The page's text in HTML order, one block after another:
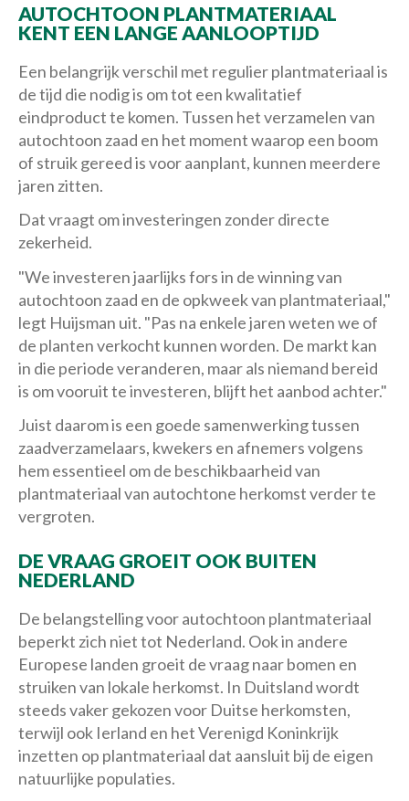
AUTOCHTOON PLANTMATERIAAL
KENT EEN LANGE AANLOOPTIJD
Een belangrijk verschil met regulier plantmateriaal is
de tijd die nodig is om tot een kwalitatief
eindproduct te komen. Tussen het verzamelen van
autochtoon zaad en het moment waarop een boom
of struik gereed is voor aanplant, kunnen meerdere
jaren zitten.
Dat vraagt om investeringen zonder directe
zekerheid.
"We investeren jaarlijks fors in de winning van
autochtoon zaad en de opkweek van plantmateriaal,"
legt Huijsman uit. "Pas na enkele jaren weten we of
de planten verkocht kunnen worden. De markt kan
in die periode veranderen, maar als niemand bereid
is om vooruit te investeren, blijft het aanbod achter."
Juist daarom is een goede samenwerking tussen
zaadverzamelaars, kwekers en afnemers volgens
hem essentieel om de beschikbaarheid van
plantmateriaal van autochtone herkomst verder te
vergroten.
DE VRAAG GROEIT OOK BUITEN
NEDERLAND
De belangstelling voor autochtoon plantmateriaal
beperkt zich niet tot Nederland. Ook in andere
Europese landen groeit de vraag naar bomen en
struiken van lokale herkomst. In Duitsland wordt
steeds vaker gekozen voor Duitse herkomsten,
terwijl ook Ierland en het Verenigd Koninkrijk
inzetten op plantmateriaal dat aansluit bij de eigen
natuurlijke populaties.